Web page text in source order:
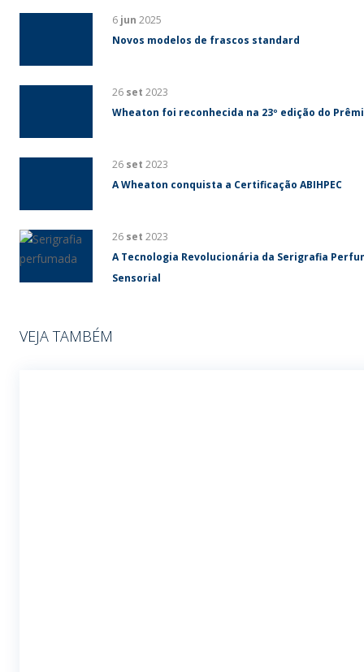
6 jun 2025
Novos modelos de frascos standard
26 set 2023
Wheaton foi reconhecida na 23º edição do
26 set 2023
A Wheaton conquista a Certificação ABIHPEC
26 set 2023
A Tecnologia Revolucionária da Serigrafia
Sensorial
VEJA TAMBÉM